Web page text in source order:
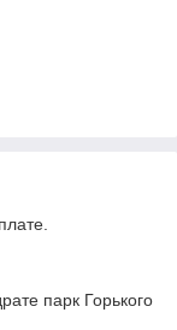
парк Горького